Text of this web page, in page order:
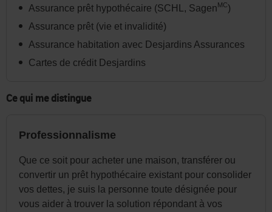
Assurance prêt hypothécaire (SCHL, SagenMC)
Assurance prêt (vie et invalidité)
Assurance habitation avec Desjardins Assurances
Cartes de crédit Desjardins
Ce qui me distingue
Professionnalisme
Que ce soit pour acheter une maison, transférer ou
convertir un prêt hypothécaire existant pour consolider
vos dettes, je suis la personne toute désignée pour
vous aider à trouver la solution répondant à vos
l'en-
tête
ou
au
besoin.